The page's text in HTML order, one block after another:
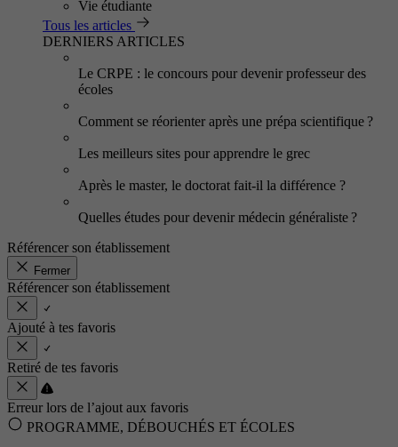
Vie étudiante
Tous les articles
DERNIERS ARTICLES
Le CRPE : le concours pour devenir professeur des
écoles
Comment se réorienter après une prépa scientifique ?
Les meilleurs sites pour apprendre le grec
Après le master, le doctorat fait-il la différence ?
Quelles études pour devenir médecin généraliste ?
Référencer son établissement
Fermer
Référencer son établissement
Ajouté à tes favoris
Retiré de tes favoris
Erreur lors de l’ajout aux favoris
PROGRAMME, DÉBOUCHÉS ET ÉCOLES